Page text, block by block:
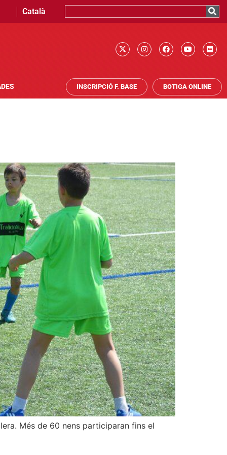
Català
INSCRIPCIÓ F. BASE BOTIGA ONLINE
Més de 60 nens participaran fins el